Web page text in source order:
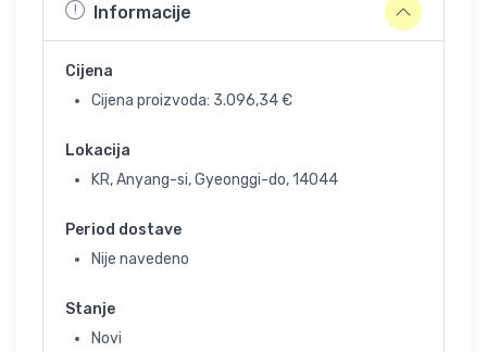
Informacije
Cijena
Cijena proizvoda: 3.096,34€
Lokacija
KR, Anyang-si, Gyeonggi-do, 14044
Period dostave
Nije navedeno
Stanje
Novi